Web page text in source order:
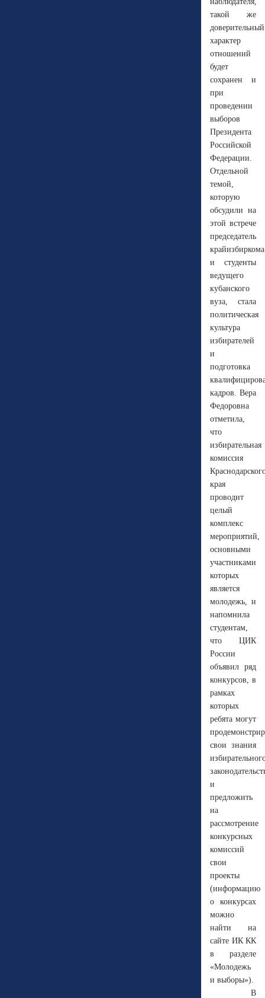
такой же
доверительный
характер
отношений
будет
сохранен и
при
проведении
выборов
Президента
Российской
Федерации.
Отдельной
темой,
которую
обсудили на
этой встрече
председатель
крайизбиркома
и студенты
ведущего
кубанского
вуза, стала
политическая
культура
избирателей
и
подготовка
кадров. Вера
Федоровна
отметила,
что
избирательная
комиссия
края
проводит
целый
комплекс
мероприятий,
основными
участниками
которых
является
молодежь, и
напомнила
студентам,
что ЦИК
России
объявил ряд
конкурсов, в
рамках
которых
ребята могут
свои знания
и
предложить
на
рассмотрение
конкурсных
комиссий
свои
проекты
(информацию
о конкурсах
можно
найти на
сайте ИК КК
в разделе
«Молодежь
и выборы»).
В